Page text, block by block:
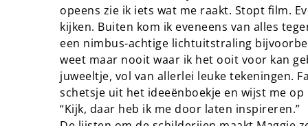
opeens zie ik iets wat me raakt. Stopt film.
kijken. Buiten kom ik eveneens van alles
een nimbus-achtige lichtuitstraling
weet maar nooit waar ik het ooit voor kan
juweeltje, vol van allerlei leuke tekeningen.
schetsje uit het ideeënboekje en wijst me
“Kijk, daar heb ik me door laten inspireren.”